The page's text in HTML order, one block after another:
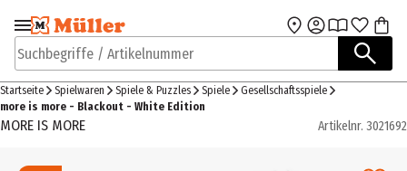
Zur Navigation
springen
Zum Hauptinhalt
Suchbegriffe / Artikelnummer
Startseite Spielwaren Spiele & Puzzles Spiele
Gesellschaftsspiele
more is more - Blackout - White Edition
MORE IS MORE Artikelnr. 3021692